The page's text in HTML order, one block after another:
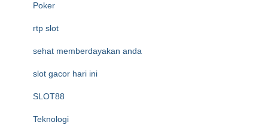
Poker
rtp slot
sehat memberdayakan anda
slot gacor hari ini
SLOT88
Teknologi